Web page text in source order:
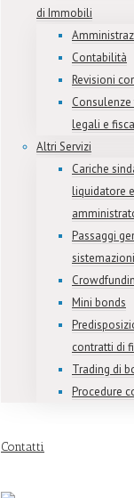
di Immobili
Contabilità
Revisioni
Consulenze
legali e
Altri Servizi
Cariche
liquidatore e
Passaggi
Mini bonds
contratti di
Trading di
Procedure
Contatti